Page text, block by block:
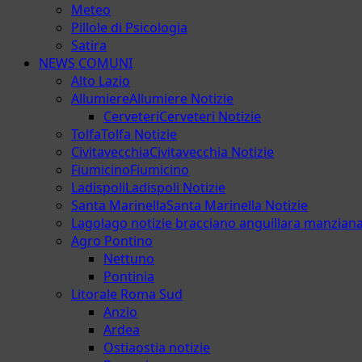
Meteo
Pillole di Psicologia
Satira
NEWS COMUNI
Alto Lazio
AllumiereAllumiere Notizie
CerveteriCerveteri Notizie
TolfaTolfa Notizie
CivitavecchiaCivitavecchia Notizie
FiumicinoFiumicino
LadispoliLadispoli Notizie
Santa MarinellaSanta Marinella Notizie
Lagolago notizie bracciano anguillara
Agro Pontino
Nettuno
Pontinia
Litorale Roma Sud
Anzio
Ardea
Ostiaostia notizie